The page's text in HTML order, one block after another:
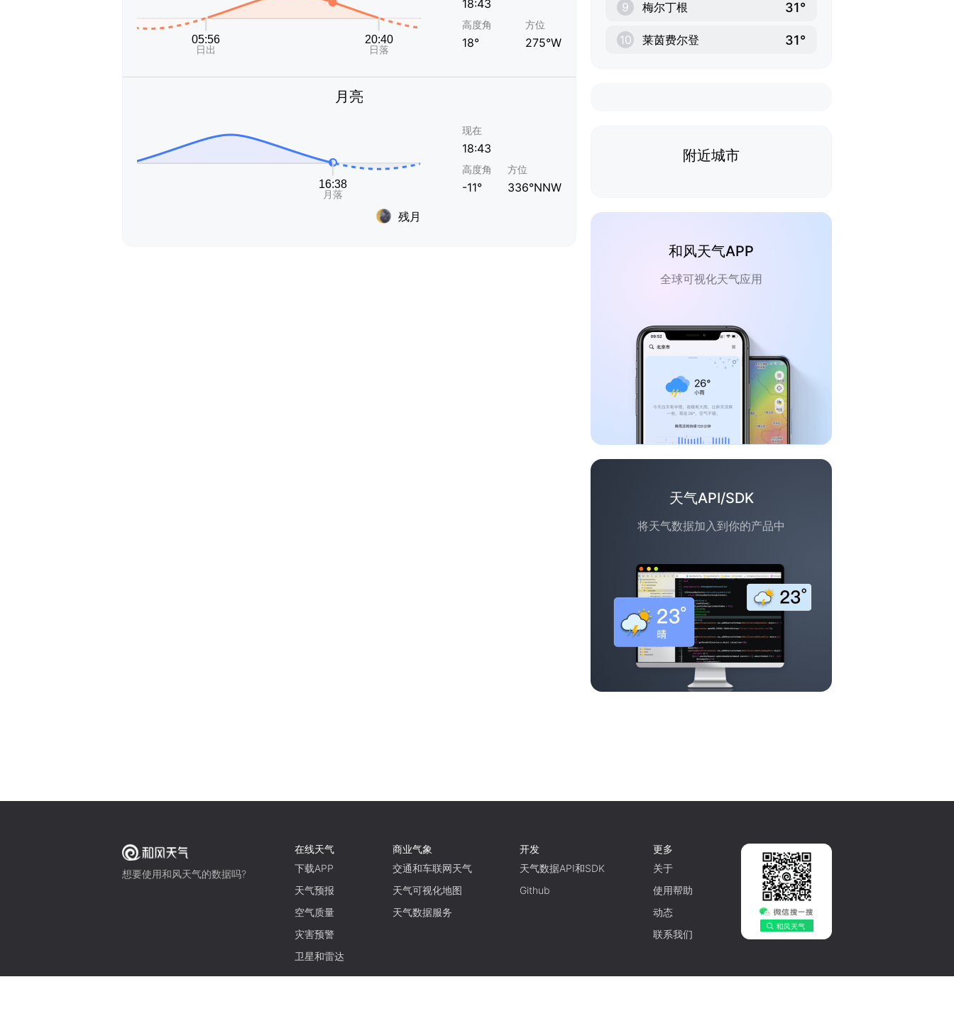
18:43
高度角
18°
方位
275°W
月亮
残月
现在
18:43
高度角
-11°
方位
336°NNW
9 梅尔丁根 31°
10 莱茵费尔登 31°
附近城市
和风天气APP
全球可视化天气应用
天气API/SDK
将天气数据加入到你的产品中
想要使用和风天气的数据吗?
在线天气
下载APP
天气预报
空气质量
灾害预警
卫星和雷达
商业气象
交通和车联网天气
天气可视化地图
天气数据服务
开发
天气数据API和SDK
Github
更多
关于
使用帮助
动态
联系我们